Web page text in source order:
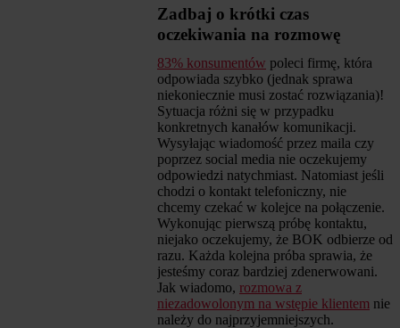
Zadbaj o krótki czas
oczekiwania na rozmowę
83% konsumentów poleci firmę, która
odpowiada szybko (jednak sprawa
niekoniecznie musi zostać rozwiązania)!
Sytuacja różni się w przypadku
konkretnych kanałów komunikacji.
Wysyłając wiadomość przez maila czy
poprzez social media nie oczekujemy
odpowiedzi natychmiast. Natomiast jeśli
chodzi o kontakt telefoniczny, nie
chcemy czekać w kolejce na połączenie.
Wykonując pierwszą próbę kontaktu,
niejako oczekujemy, że BOK odbierze od
razu. Każda kolejna próba sprawia, że
jesteśmy coraz bardziej zdenerwowani.
Jak wiadomo, rozmowa z
niezadowolonym na wstępie klientem nie
należy do najprzyjemniejszych.